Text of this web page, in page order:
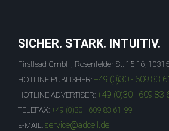
SICHER. STARK. INTUITIV.
Firstlead GmbH, Rosenfelder St. 15-16,
HOTLINE PUBLISHER: +49 (0)30 - 609 83
HOTLINE ADVERTISER: +49 (0)30 - 609 83
TELEFAX: +49 (0)30 - 609 83 61-99
E-MAIL: service@adcell.de